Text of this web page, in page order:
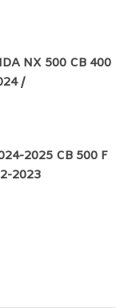
NX 500 CB 400
/
2025 CB 500 F
2023